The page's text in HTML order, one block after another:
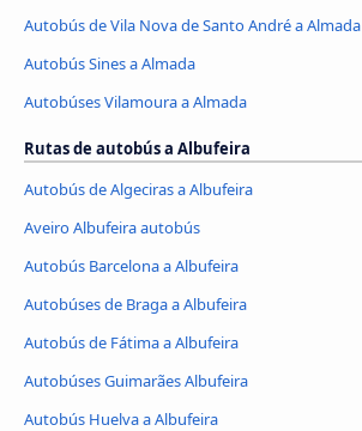
Autobús de Vila Nova de Santo André a Almada
Autobús Sines a Almada
Autobúses Vilamoura a Almada
Rutas de autobús a Albufeira
Autobús de Algeciras a Albufeira
Aveiro Albufeira autobús
Autobús Barcelona a Albufeira
Autobúses de Braga a Albufeira
Autobús de Fátima a Albufeira
Autobúses Guimarães Albufeira
Autobús Huelva a Albufeira